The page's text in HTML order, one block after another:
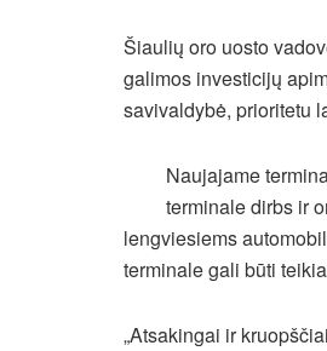
Šiaulių oro uosto
galimos investicijų
savivaldybė, prioritetu
Naujajame
terminale dirbs ir
lengviesiems
terminale gali būti
„Atsakingai ir